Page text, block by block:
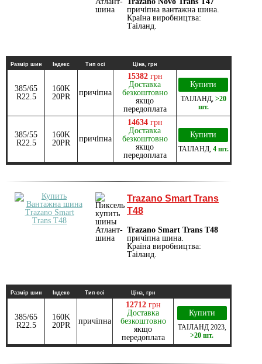
причіпна вантажна шина.
Країна виробництва:
Таіланд.
Размір шин Індекс Тип осі Ціна, грн
385/65
R22.5
160K
20PR
причіпна
15382 грн
Доставка
безкоштовно
якщо
передоплата
Купити
ТАІЛАНД, >20
шт.
385/55
R22.5
160K
20PR
причіпна
14634 грн
Доставка
безкоштовно
якщо
передоплата
Купити
ТАІЛАНД, 4 шт.
Trazano Smart Trans
T48
Trazano Smart Trans T48
причіпна шина.
Країна виробництва:
Таіланд.
Размір шин Індекс Тип осі Ціна, грн
385/65
R22.5
160K
20PR
причіпна
12712 грн
Доставка
безкоштовно
якщо
передоплата
Купити
ТАІЛАНД2023,
>20 шт.